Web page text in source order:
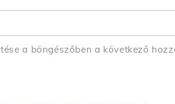
a böngészőben a következő